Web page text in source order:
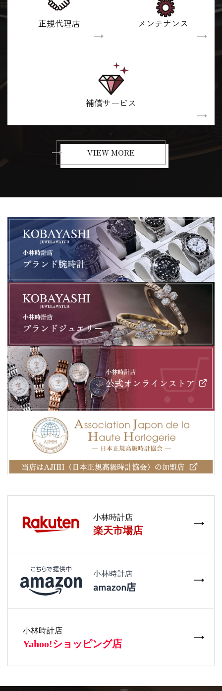
正規代理店 メンテナンス
補償サービス
VIEW MORE